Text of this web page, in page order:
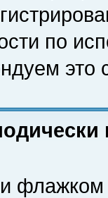
по
это
флажком